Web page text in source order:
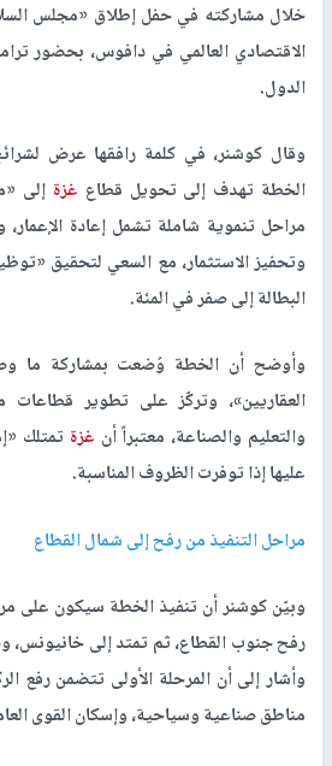
خلال مشاركته في حفل إطلاق «مجلس
الاقتصادي العالمي في دافوس، بحضور
الدول.
وقال كوشنر، في كلمة رافقها عرض
الخطة تهدف إلى تحويل قطاع غزة إلى
مراحل تنموية شاملة تشمل إعادة الإعمار،
وتحفيز الاستثمار، مع السعي لتحقيق
البطالة إلى صفر في المئة.
وأوضح أن الخطة وُضعت بمشاركة ما
العقاريين»، وتركّز على تطوير قطاعات
والتعليم والصناعة، معتبراً أن غزة تمتلك
عليها إذا توفرت الظروف المناسبة.
مراحل التنفيذ من رفح إلى شمال القطاع
وبيّن كوشنر أن تنفيذ الخطة سيكون على
رفح جنوب القطاع، ثم تمتد إلى خانيونس،
وأشار إلى أن المرحلة الأولى تتضمن رفع
مناطق صناعية وسياحية، وإسكان القوى